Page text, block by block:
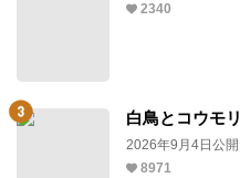
2340
白鳥とコウモリ
2026年9月4日公開
8971